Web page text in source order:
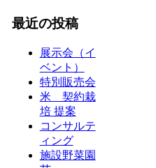
最近の投稿
展示会（イ
ベント）
特別販売会
米 契約栽
培 提案
コンサルテ
ィング
施設野菜園